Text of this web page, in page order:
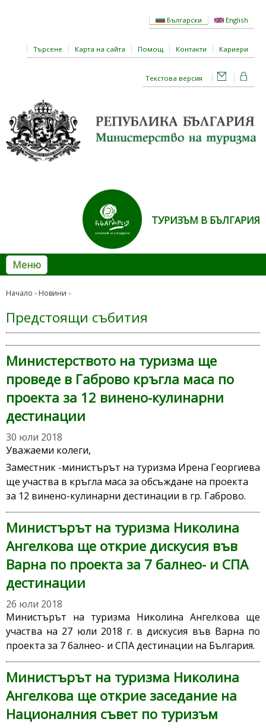
Български English
Търсене Карта на сайта Помощ Контакти Кариери
Текстова версия
ТУРИЗЪМ В БЪЛГАРИЯ
Меню
Начало Новини
Предстоящи събития
Министерството на туризма ще
проведе в Габрово кръгла маса по
проекта за 12 винено-кулинарни
дестинации
30 юли 2018
Уважаеми колеги,
Заместник -министърът на туризма Ирена Георгиева
ще участва в кръгла маса за обсъждане на проекта
за 12 винено-кулинарни дестинации в гр. Габрово.
Министърът на туризма Николина
Ангелкова ще открие дискусия във
Варна по проекта за 7 балнео- и СПА
дестинации
26 юли 2018
Министърът на туризма Николина Ангелкова ще
участва на 27 юли 2018 г. в дискусия във Варна по
проекта за 7 балнео- и СПА дестинации на България.
Министърът на туризма Николина
Ангелкова ще открие заседание на
Националния съвет по туризъм